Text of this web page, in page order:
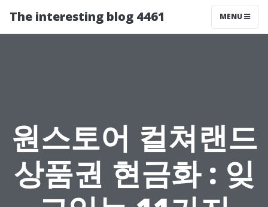
The interesting blog 4461 MENU
원스토어 컬쳐랜드
상품권 현금화 : 잊